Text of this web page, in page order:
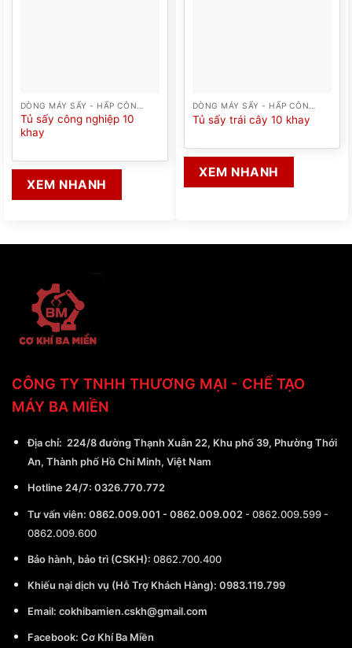
Tủ sấy công nghiệp 10
khay
XEM NHANH
Tủ sấy trái cây 10 khay
XEM NHANH
CÔNG TY TNHH THƯƠNG MẠI - CHẾ TẠO
MÁY BA MIỀN
Địa chỉ: 224/8 đường Thạnh Xuân 22, Khu phố 39, Phường Thới
An, Thành phố Hồ Chí Minh, Việt Nam
Hotline 24/7: 0326.770.772
Tư vấn viên: 0862.009.001 - 0862.009.002 - 0862.009.599 -
0862.009.600
Bảo hành, bảo trì (CSKH): 0862.700.400
Khiếu nại dịch vụ (Hỗ Trợ Khách Hàng): 0983.119.799
Email: cokhibamien.cskh@gmail.com
Facebook: Cơ Khí Ba Miền